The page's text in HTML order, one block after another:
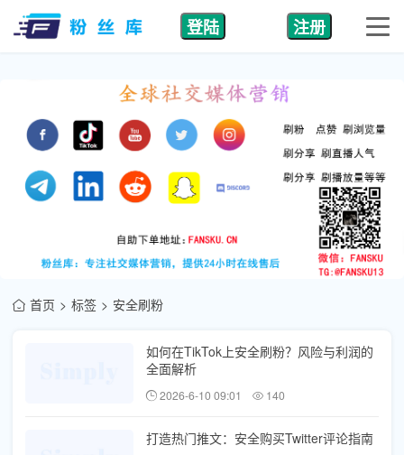
登陆 注册
首页 标签 安全刷粉
如何在TikTok上安全刷粉？风险与利润的
全面解析
2026-6-10 09:01 140
打造热门推文：安全购买Twitter评论指南